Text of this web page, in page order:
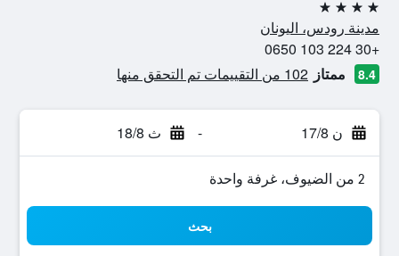
4 نجوم
مدينة رودس، اليونان
+30 224 103 0650
8.4 ممتاز 102 من التقييمات تم التحقق منها
ن 17/8 - ث 18/8
2 من الضيوف، غرفة واحدة
بحث